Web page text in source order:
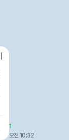
1
오전 10:32